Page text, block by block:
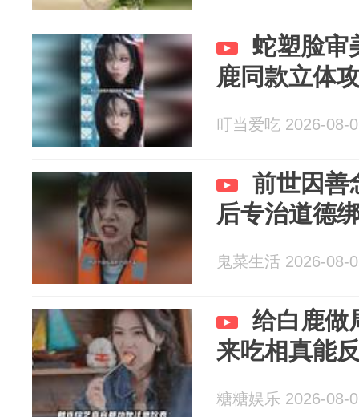
蛇塑脸审
鹿同款立体
叮当爱吃 2026-08-
前世因善
后专治道德
鬼菜生活 2026-08-
给白鹿做
来吃相真能
糖糖娱乐 2026-08-